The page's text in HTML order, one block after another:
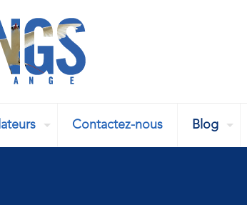
Contactez-nous Blog